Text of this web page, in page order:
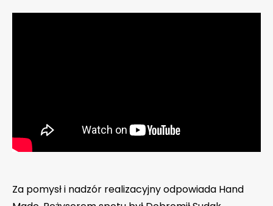
Za pomysł i nadzór realizacyjny odpowiada Hand